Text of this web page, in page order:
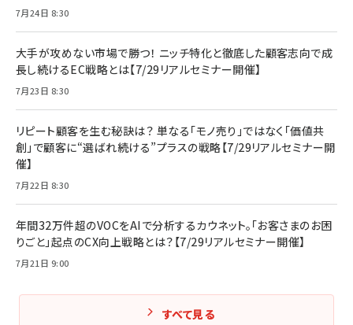
7月24日 8:30
大手が攻めない市場で勝つ！ ニッチ特化と徹底した顧客志向で成
長し続けるEC戦略とは【7/29リアルセミナー開催】
7月23日 8:30
リピート顧客を生む秘訣は？ 単なる「モノ売り」ではなく「価値共
創」で顧客に“選ばれ続ける”プラスの戦略【7/29リアルセミナー開
催】
7月22日 8:30
年間32万件超のVOCをAIで分析するカウネット。「お客さまのお困
りごと」起点のCX向上戦略とは？【7/29リアルセミナー開催】
7月21日 9:00
すべて見る